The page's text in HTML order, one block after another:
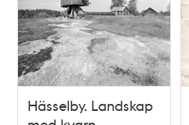
Hässelby. Landskap